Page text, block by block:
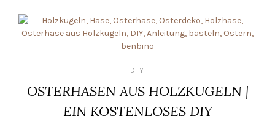
DIY
OSTERHASEN AUS HOLZKUGELN |
EIN KOSTENLOSES DIY